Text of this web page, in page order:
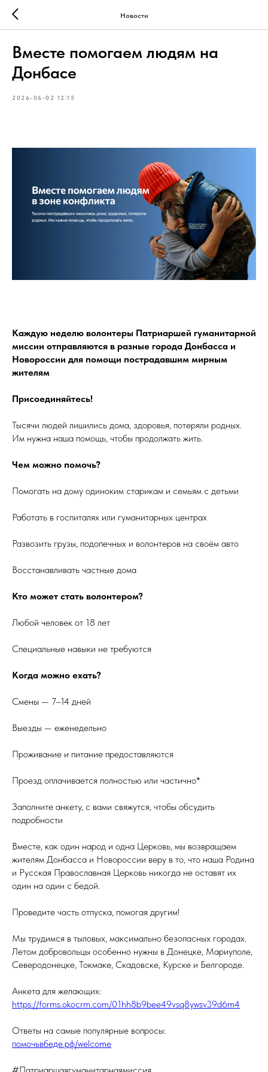
Новости
Вместе помогаем людям на
Донбасе
2026-06-02 12:15
Каждую неделю волонтеры Патриаршей гуманитарной
миссии отправляются в разные города Донбасса и
Новороссии для помощи пострадавшим мирным
жителям
Присоединяйтесь!
Тысячи людей лишились дома, здоровья, потеряли родных.
Им нужна наша помощь, чтобы продолжать жить.
Чем можно помочь?
Помогать на дому одиноким старикам и семьям с детьми
Работать в госпиталях или гуманитарных центрах
Развозить грузы, подопечных и волонтеров на своём авто
Восстанавливать частные дома
Кто может стать волонтером?
Любой человек от 18 лет
Специальные навыки не требуются
Когда можно ехать?
Смены — 7–14 дней
Выезды — еженедельно
Проживание и питание предоставляются
Проезд оплачивается полностью или частично*
Заполните анкету, с вами свяжутся, чтобы обсудить
подробности
Вместе, как один народ и одна Церковь, мы возвращаем
жителям Донбасса и Новороссии веру в то, что наша Родина
и Русская Православная Церковь никогда не оставят их
один на один с бедой.
Проведите часть отпуска, помогая другим!
Мы трудимся в тыловых, максимально безопасных городах.
Летом добровольцы особенно нужны в Донецке, Мариуполе,
Северодонецке, Токмаке, Скадовске, Курске и Белгороде.
Анкета для желающих:
https://forms.okocrm.com/01hh8b9bee49vsq8ywsv39d6m4
Ответы на самые популярные вопросы:
помочьвбеде.рф/welcome